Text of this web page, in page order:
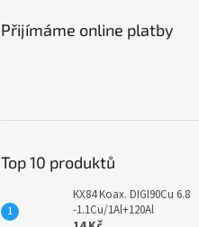
Přijímáme online platby
Top 10 produktů
KX84 Koax. DIGI90Cu 6.8
-1.1Cu/1Al+120Al